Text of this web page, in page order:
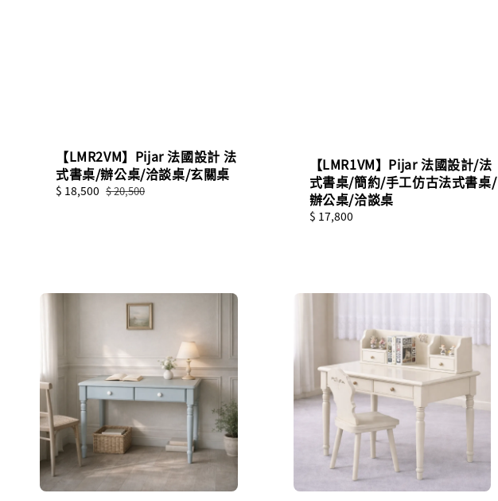
【LMR2VM】Pijar 法國設計 法
式書桌/辦公桌/洽談桌/玄關桌
Sale
$ 18,500 Regular
$ 20,500
【LMR1VM】Pijar 法國設計/法
式書桌/簡約/手工仿古法式書桌/
辦公桌/洽談桌
Regular
$ 17,800